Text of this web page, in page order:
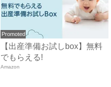
Promoted
【出産準備お試しbox】無料
でもらえる!
Amazon